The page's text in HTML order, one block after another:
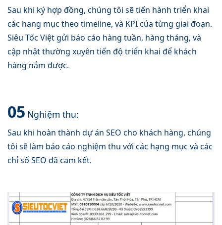
Sau khi ký hợp đồng, chúng tôi sẽ tiến hành triển khai
các hạng mục theo timeline, và KPI của từng giai đoạn.
Siêu Tốc Việt gửi báo cáo hàng tuần, hàng tháng, và
cập nhật thường xuyên tiến độ triển khai để khách
hàng nắm được.
05 Nghiệm thu:
Sau khi hoàn thành dự án SEO cho khách hàng, chúng
tôi sẽ làm báo cáo nghiệm thu với các hạng mục và các
chỉ số SEO đã cam kết.